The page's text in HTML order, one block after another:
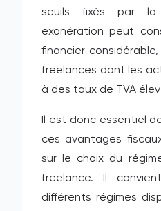
seuils fixés par la
exonération peut
financier
freelances dont les
à des taux de TVA
Il est donc essentiel
ces avantages
sur le choix du
freelance. Il
différents régimes